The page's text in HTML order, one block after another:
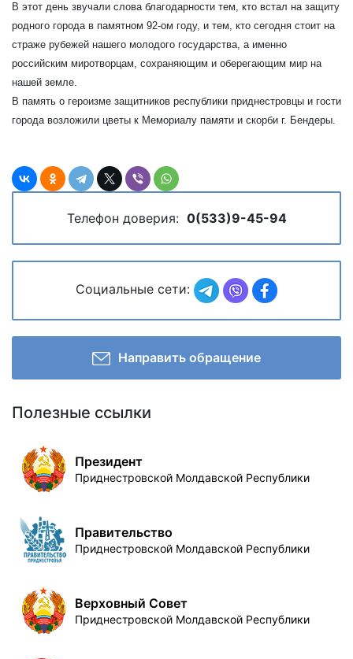
В этот день звучали слова благодарности тем, кто встал на защиту
родного города в памятном 92-ом году, и тем, кто сегодня стоит на
страже рубежей нашего молодого государства, а именно
российским миротворцам, сохраняющим и оберегающим мир на
нашей земле.
В память о героизме защитников республики приднестровцы и гости
города возложили цветы к Мемориалу памяти и скорби г. Бендеры.
Телефон доверия: 0(533)9-45-94
Социальные сети:
Направить обращение
Полезные ссылки
Президент
Приднестровской Молдавской Республики
Правительство
Приднестровской Молдавской Республики
Верховный Совет
Приднестровской Молдавской Республики